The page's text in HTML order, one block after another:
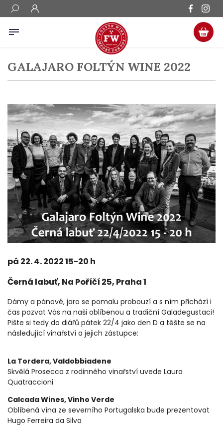
GALAJARO FOLTÝN WINE 2022
pá 22. 4. 2022 15-20 h
Černá labuť, Na Poříčí 25, Praha 1
Dámy a pánové, jaro se pomalu probouzí a s ním přichází i
čas pozvat Vás na naši oblíbenou a tradiční Galadegustaci!
Pište si tedy do diářů pátek 22/4 jako den D a těšte se na
následující vinařství a jejich zástupce:
La Tordera, Valdobbiadene
Skvělá Prosecca z rodinného vinařství uvede Laura
Quatraccioni
Calcada Wines, Vinho Verde
Oblíbená vína ze severního Portugalska bude prezentovat
Hugo Ferreira da Silva